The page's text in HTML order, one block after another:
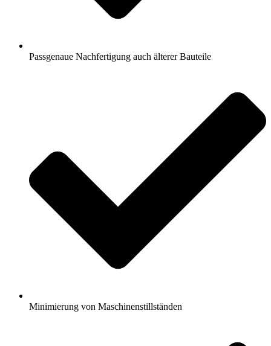
Passgenaue Nachfertigung auch älterer Bauteile
Minimierung von Maschinenstillständen